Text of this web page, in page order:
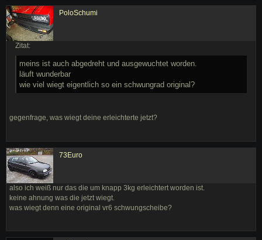
PoloSchumi
Zitat:
meins ist auch abgedreht und ausgewuchtet worden.
läuft wunderbar
wie viel wiegt eigentlich so ein schwungrad original?
gegenfrage, was wiegt deine erleichterte jetzt?
73Euro
also ich weiß nur das die um knapp 3kg erleichtert worden ist.
keine ahnung was die jetzt wiegt.
was wiegt denn eine original vr6 schwungscheibe?